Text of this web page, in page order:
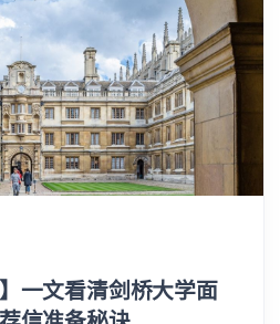
一文看清剑桥大学面